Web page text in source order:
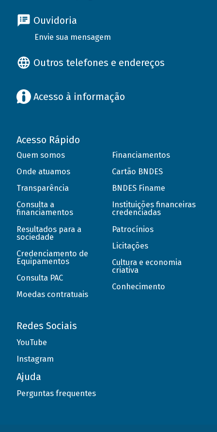
Ouvidoria
Envie sua mensagem
Outros telefones e endereços
Acesso à informação
Acesso Rápido
Quem somos
Onde atuamos
Transparência
Consulta a
financiamentos
Resultados para a
sociedade
Credenciamento de
Equipamentos
Consulta PAC
Moedas contratuais
Financiamentos
Cartão BNDES
BNDES Finame
Instituições financeiras
credenciadas
Patrocínios
Licitações
Cultura e economia
criativa
Conhecimento
Redes Sociais
YouTube
Instagram
Ajuda
Perguntas frequentes